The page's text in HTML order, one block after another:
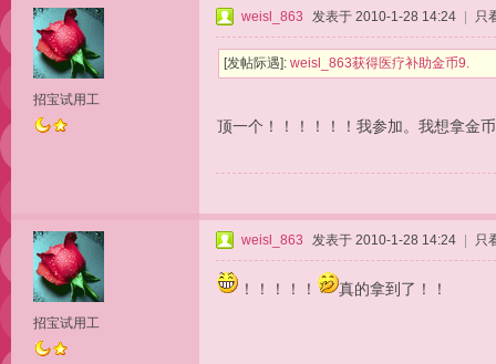
招宝试用工
weisl_863 发表于 2010-1-28 14:24 只
[发帖际遇]: weisl_863获得医疗补助金币9.
顶一个！！！！！！我参加。我想拿金
招宝试用工
weisl_863 发表于 2010-1-28 14:24 只
！！！！！ 真的拿到了！！